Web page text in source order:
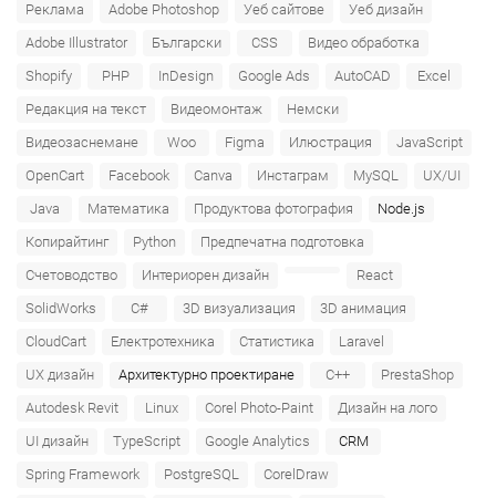
Реклама
Adobe Photoshop Уеб сайтове
Уеб дизайн
Adobe Illustrator
Български CSS
Видео обработка
Shopify
PHP InDesign Google Ads AutoCAD
Excel
Редакция на текст
Видеомонтаж
Немски
Видеозаснемане
Woo Figma Илюстрация
JavaScript
OpenCart
Facebook Canva Инстаграм MySQL
UX/UI
Java
Математика Продуктова фотография
Node.js
Копирайтинг
Python
Предпечатна подготовка
Счетоводство
Интериорен дизайн
React
SolidWorks
C# 3D визуализация
3D анимация
CloudCart
Електротехника Статистика
Laravel
UX дизайн
Архитектурно проектиране C++
PrestaShop
Autodesk Revit
Linux Corel Photo-Paint
Дизайн на лого
UI дизайн
TypeScript Google Analytics
CRM
Spring Framework
PostgreSQL
CorelDraw